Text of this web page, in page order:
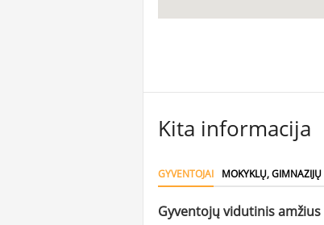
Kita informacija
GYVENTOJAI MOKYKLŲ,
Gyventojų vidutinis